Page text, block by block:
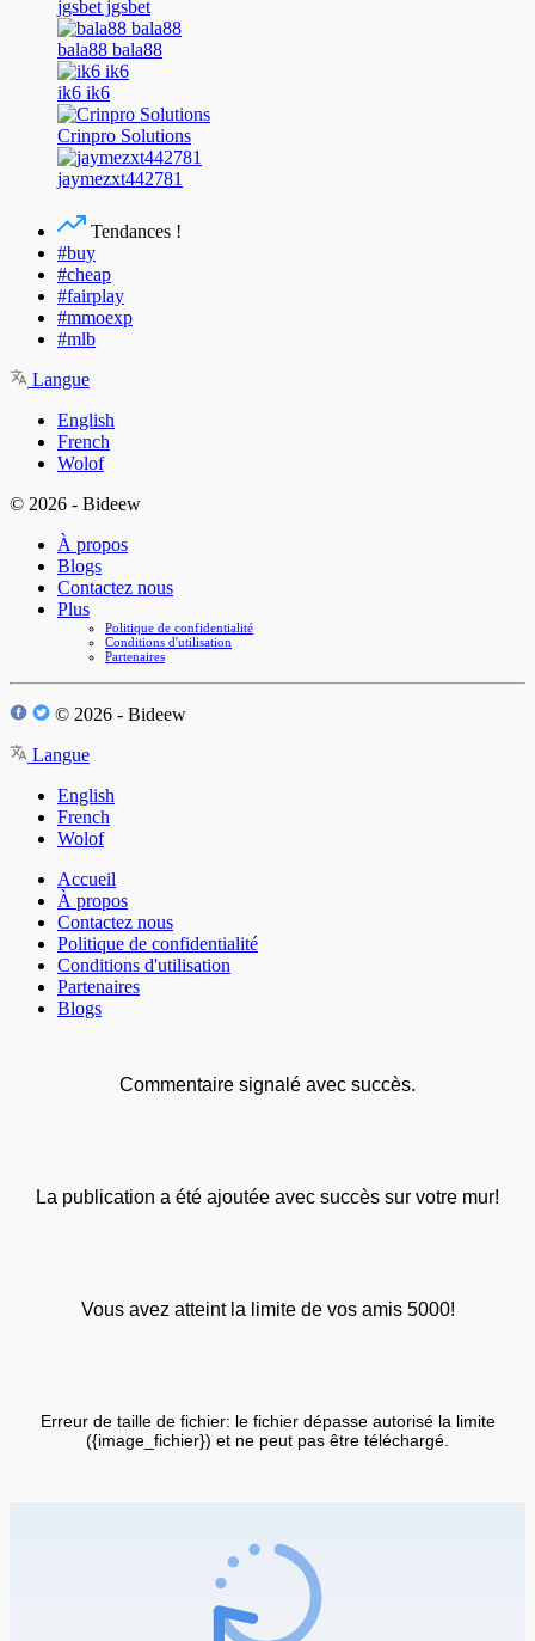
jgsbet jgsbet
bala88 bala88
ik6 ik6
Crinpro Solutions
jaymezxt442781
Tendances !
#buy
#cheap
#fairplay
#mmoexp
#mlb
Langue
English
French
Wolof
© 2026 - Bideew
À propos
Blogs
Contactez nous
Plus
Politique de confidentialité
Conditions d'utilisation
Partenaires
© 2026 - Bideew
Langue
English
French
Wolof
Accueil
À propos
Contactez nous
Politique de confidentialité
Conditions d'utilisation
Partenaires
Blogs
Commentaire signalé avec succès.
La publication a été ajoutée avec succès sur votre mur!
Vous avez atteint la limite de vos amis 5000!
Erreur de taille de fichier: le fichier dépasse autorisé la limite
({image_fichier}) et ne peut pas être téléchargé.